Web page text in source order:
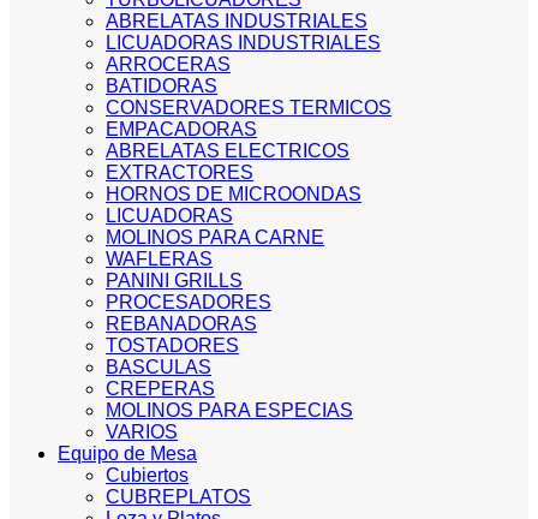
ABRELATAS INDUSTRIALES
LICUADORAS INDUSTRIALES
ARROCERAS
BATIDORAS
CONSERVADORES TERMICOS
EMPACADORAS
ABRELATAS ELECTRICOS
EXTRACTORES
HORNOS DE MICROONDAS
LICUADORAS
MOLINOS PARA CARNE
WAFLERAS
PANINI GRILLS
PROCESADORES
REBANADORAS
TOSTADORES
BASCULAS
CREPERAS
MOLINOS PARA ESPECIAS
VARIOS
Equipo de Mesa
Cubiertos
CUBREPLATOS